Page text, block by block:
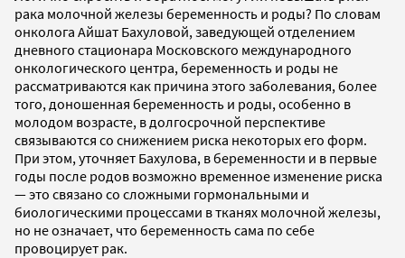
рака молочной железы беременность и роды? По словам
онколога Айшат Бахуловой, заведующей отделением
дневного стационара Московского международного
онкологического центра, беременность и роды не
рассматриваются как причина этого заболевания, более
того, доношенная беременность и роды, особенно в
молодом возрасте, в долгосрочной перспективе
связываются со снижением риска некоторых его форм.
При этом, уточняет Бахулова, в беременности и в первые
годы после родов возможно временное изменение риска
— это связано со сложными гормональными и
биологическими процессами в тканях молочной железы,
но не означает, что беременность сама по себе
провоцирует рак.